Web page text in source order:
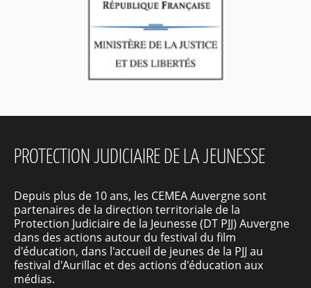
PROTECTION JUDICIAIRE DE LA JEUNESSE
Depuis plus de 10 ans, les CEMEA Auvergne sont
partenaires de la direction territoriale de la
Protection Judiciaire de la Jeunesse (DT PJJ) Auvergne
dans des actions autour du festival du film
d'éducation, dans l'accueil de jeunes de la PJJ au
festival d'Aurillac et des actions d'éducation aux
médias.